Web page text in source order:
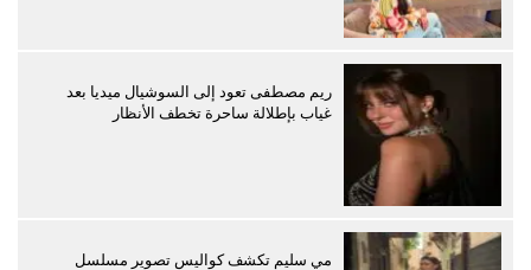
ريم مصطفى تعود إلى السوشيال ميديا بعد
غياب بإطلالة ساحرة تخطف الأنظار
مي سليم تكشف كواليس تصوير مسلسل